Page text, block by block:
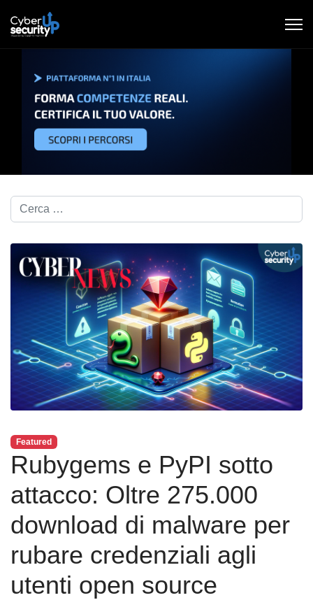
Cerca nel blog...
Featured
Rubygems e PyPI sotto
attacco: Oltre 275.000
download di malware per
rubare credenziali agli
utenti open source